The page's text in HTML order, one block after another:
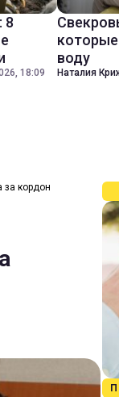
8
18:09
воду
Наталия
за кордон